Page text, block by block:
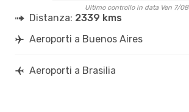
Ultimo controllo in data Ven 7/08
Distanza: 2339 kms
Aeroporti a Buenos Aires
Aeroporti a Brasilia